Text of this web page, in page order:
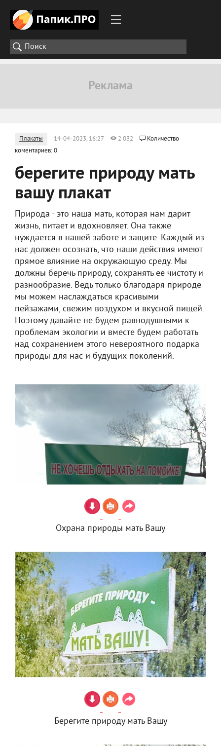
Плакаты 14-04-2023, 16:27 2 032
Количество
коментариев: 0
берегите природу мать
вашу плакат
Природа - это наша мать, которая нам дарит
жизнь, питает и вдохновляет. Она также
нуждается в нашей заботе и защите. Каждый из
нас должен осознать, что наши действия имеют
прямое влияние на окружающую среду. Мы
должны беречь природу, сохранять ее чистоту и
разнообразие. Ведь только благодаря природе
мы можем наслаждаться красивыми
пейзажами, свежим воздухом и вкусной пищей.
Поэтому давайте не будем равнодушными к
проблемам экологии и вместе будем работать
над сохранением этого невероятного подарка
природы для нас и будущих поколений.
Охрана природы мать Вашу
Берегите природу мать Вашу